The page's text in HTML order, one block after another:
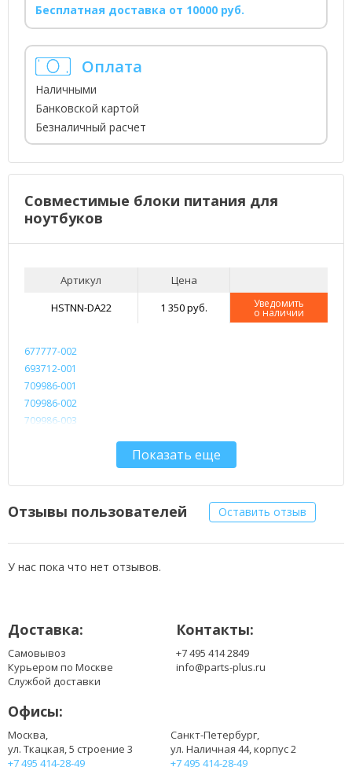
Бесплатная доставка от 10000 руб.
Оплата
Наличными
Банковской картой
Безналичный расчет
Совместимые блоки питания для
ноутбуков
Артикул
Цена
HSTNN-DA22
1 350 руб. Уведомить
о наличии
677777-002
693712-001
709986-001
709986-002
709986-003
710413-001
710414-001
HSTNN-CA13
Показать еще
Отзывы пользователей Оставить отзыв
У нас пока что нет отзывов.
Доставка:
Самовывоз
Курьером по Москве
Службой доставки
Контакты:
+7 495 414 2849
info@parts-plus.ru
Офисы:
Москва,
ул. Ткацкая, 5 строение 3
+7 495 414-28-49
Санкт-Петербург,
ул. Наличная 44, корпус 2
+7 495 414-28-49